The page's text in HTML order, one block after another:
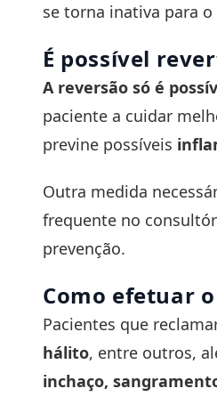
se torna inativa para
É possível
A reversão só é
paciente a cuidar
previne possíveis
Outra medida
frequente no
prevenção.
Como efetuar
Pacientes que
hálito, entre outros,
inchaço,